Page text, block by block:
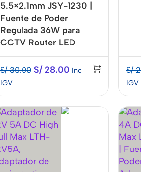
5.5×2.1mm JSY-1230 |
Fuente de Poder
Regulada 36W para
CCTV Router LED
S/30.00 S/28.00 Inc
IGV
S/
IGV